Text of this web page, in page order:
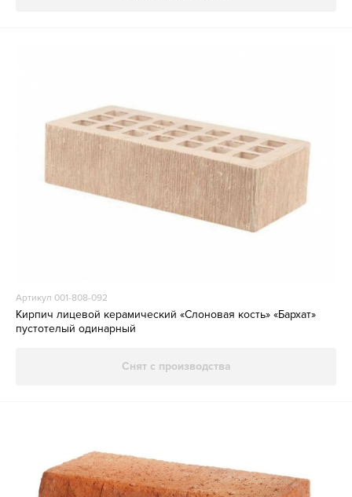
Артикул 001-808-092
Кирпич лицевой керамический «Слоновая кость» «Бархат»
пустотелый одинарный
Снят с производства